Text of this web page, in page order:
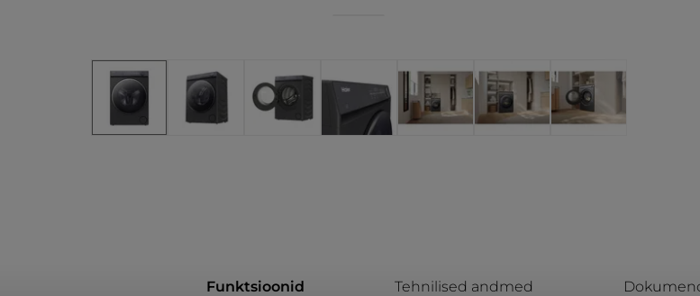
Funktsioonid Tehnilised andmed